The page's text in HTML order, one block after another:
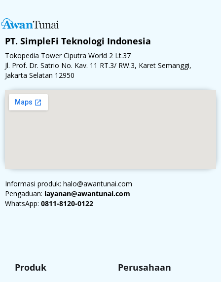
PT. SimpleFi Teknologi Indonesia
Tokopedia Tower Ciputra World 2 Lt.37
Jl. Prof. Dr. Satrio No. Kav. 11 RT.3/ RW.3, Karet Semanggi,
Jakarta Selatan 12950
Informasi produk: halo@awantunai.com
Pengaduan: layanan@awantunai.com
WhatsApp: 0811-8120-0122
Produk Perusahaan